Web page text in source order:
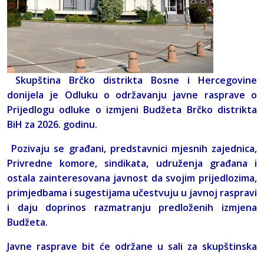
Skupština Brčko distrikta Bosne i Hercegovine
donijela je Odluku o održavanju javne rasprave o
Prijedlogu odluke o izmjeni Budžeta Brčko distrikta
BiH za 2026. godinu.
Pozivaju se građani, predstavnici mjesnih zajednica,
Privredne komore, sindikata, udruženja građana i
ostala zainteresovana javnost da svojim prijedlozima,
primjedbama i sugestijama učestvuju u javnoj raspravi
i daju doprinos razmatranju predloženih izmjena
Budžeta.
Javne rasprave bit će održane u sali za skupštinska